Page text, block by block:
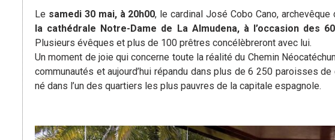
Le samedi 30 mai, à 20h00, le cardinal José Cobo Cano,
la cathédrale Notre-Dame de La Almudena, à l’occasion des
Plusieurs évêques et plus de 100 prêtres concélèbreront avec lui.
Un moment de joie qui concerne toute la réalité du Chemin
communautés et aujourd’hui répandu dans plus de 6 250 paroisses
né dans l’un des quartiers les plus pauvres de la capitale espagnole.